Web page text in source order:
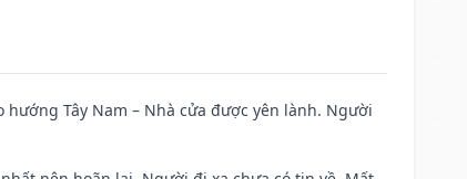
Tây Nam – Nhà cửa được yên lành. Người